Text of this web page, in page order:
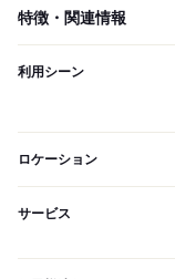
特徴・関連情報
利用シーン
ロケーション
サービス